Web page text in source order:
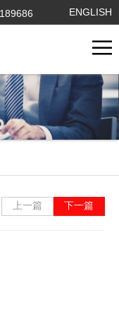
ENGLISH
下一篇
上一篇